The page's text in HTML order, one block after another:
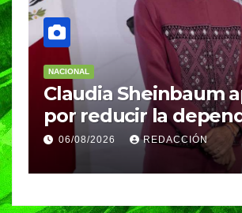
NACIONAL
Claudia Sheinbaum
por reducir la
del gas importado;
sigue bajo evaluación
06/08/2026 REDACCIÓN